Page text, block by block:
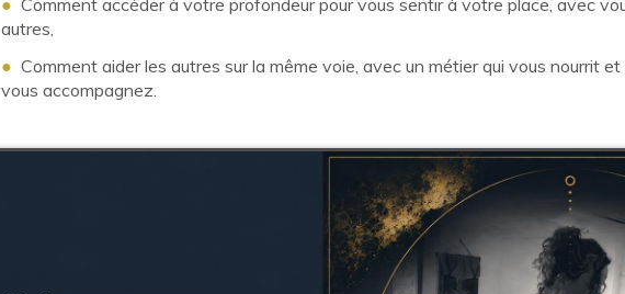
● Comment accéder à votre profondeur pour vous sentir à votre place, avec
autres,
● Comment aider les autres sur la même voie, avec un métier qui vous nourrit
vous accompagnez.